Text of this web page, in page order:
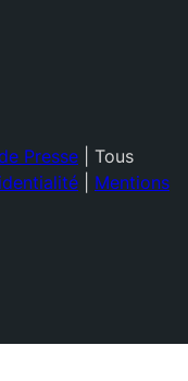
Presse | Tous
Mentions